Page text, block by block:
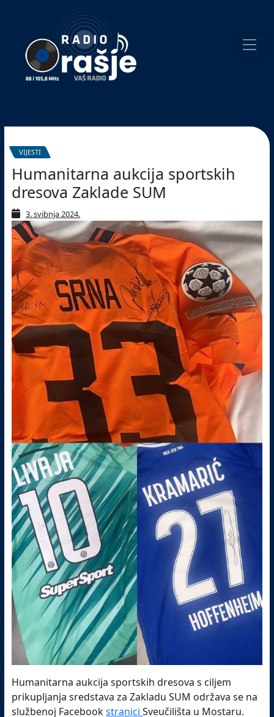
website!
VIJESTI
Humanitarna aukcija sportskih
dresova Zaklade SUM
3. svibnja 2024.
Humanitarna aukcija sportskih dresova s ciljem
prikupljanja sredstava za Zakladu SUM održava se na
službenoj FacebookstraniciSveučilišta u Mostaru.